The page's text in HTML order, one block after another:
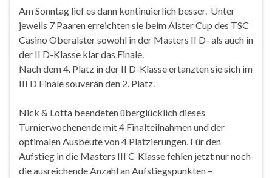
Am Sonntag lief es dann kontinuierlich besser. Unter
jeweils 7 Paaren erreichten sie beim Alster Cup des TSC
Casino Oberalster sowohl in der Masters II D- als auch in
der II D-Klasse klar das Finale.
Nach dem 4. Platz in der II D-Klasse ertanzten sie sich im
III D Finale souverän den 2. Platz.
Nick & Lotta beendeten überglücklich dieses
Turnierwochenende mit 4 Finalteilnahmen und der
optimalen Ausbeute von 4 Platzierungen. Für den
Aufstieg in die Masters III C-Klasse fehlen jetzt nur noch
die ausreichende Anzahl an Aufstiegspunkten –